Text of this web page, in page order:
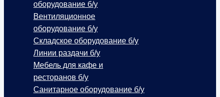
оборудование б/у
Вентиляционное
оборудование б/у
Складское оборудование б/у
Линии раздачи б/у
Мебель для кафе и
ресторанов б/у
Санитарное оборудование б/у